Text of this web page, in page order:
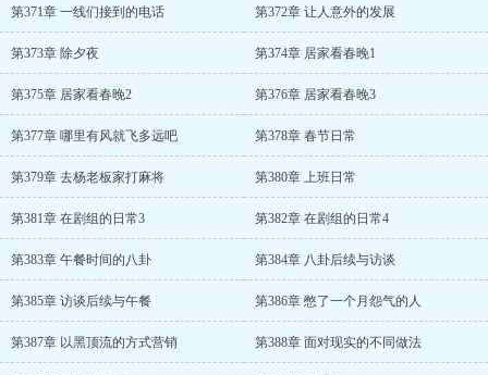
第371章 一线们接到的电话 第372章 让人意外的发展
第373章 除夕夜 第374章 居家看春晚1
第375章 居家看春晚2 第376章 居家看春晚3
第377章 哪里有风就飞多远吧 第378章 春节日常
第379章 去杨老板家打麻将 第380章 上班日常
第381章 在剧组的日常3 第382章 在剧组的日常4
第383章 午餐时间的八卦 第384章 八卦后续与访谈
第385章 访谈后续与午餐 第386章 憋了一个月怨气的人
第387章 以黑顶流的方式营销 第388章 面对现实的不同做法